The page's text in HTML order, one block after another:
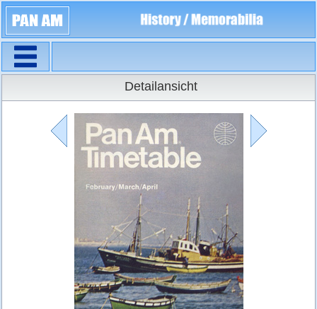
Flugpläne
Detailansicht